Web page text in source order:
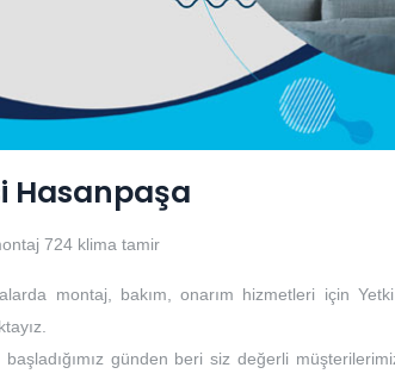
Hasanpaşa
724 klima tamir
montaj, bakım, onarım hizmetleri için
günden beri siz değerli